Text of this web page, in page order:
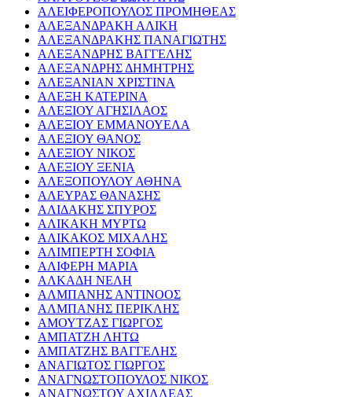
ΑΛΕΙΦΕΡΟΠΟΥΛΟΣ ΠΡΟΜΗΘΕΑΣ
ΑΛΕΞΑΝΔΡΑΚΗ ΑΛΙΚΗ
ΑΛΕΞΑΝΔΡΑΚΗΣ ΠΑΝΑΓΙΩΤΗΣ
ΑΛΕΞΑΝΔΡΗΣ ΒΑΓΓΕΛΗΣ
ΑΛΕΞΑΝΔΡΗΣ ΔΗΜΗΤΡΗΣ
ΑΛΕΞΑΝΙΑΝ ΧΡΙΣΤΙΝΑ
ΑΛΕΞΗ ΚΑΤΕΡΙΝΑ
ΑΛΕΞΙΟΥ ΑΓΗΣΙΛΑΟΣ
ΑΛΕΞΙΟΥ ΕΜΜΑΝΟΥΕΛΑ
ΑΛΕΞΙΟΥ ΘΑΝΟΣ
ΑΛΕΞΙΟΥ ΝΙΚΟΣ
ΑΛΕΞΙΟΥ ΞΕΝΙΑ
ΑΛΕΞΟΠΟΥΛΟΥ ΑΘΗΝΑ
ΑΛΕΥΡΑΣ ΘΑΝΑΣΗΣ
ΑΛΙΔΑΚΗΣ ΣΠΥΡΟΣ
ΑΛΙΚΑΚΗ ΜΥΡΤΩ
ΑΛΙΚΑΚΟΣ ΜΙΧΑΛΗΣ
ΑΛΙΜΠΕΡΤΗ ΣΟΦΙΑ
ΑΛΙΦΕΡΗ ΜΑΡΙΑ
ΑΛΚΑΔΗ ΝΕΛΗ
ΑΛΜΠΑΝΗΣ ΑΝΤΙΝΟΟΣ
ΑΛΜΠΑΝΗΣ ΠΕΡΙΚΛΗΣ
ΑΜΟΥΤΖΑΣ ΓΙΩΡΓΟΣ
ΑΜΠΑΤΖΗ ΛΗΤΩ
ΑΜΠΑΤΖΗΣ ΒΑΓΓΕΛΗΣ
ΑΝΑΓΙΩΤΟΣ ΓΙΩΡΓΟΣ
ΑΝΑΓΝΩΣΤΟΠΟΥΛΟΣ ΝΙΚΟΣ
ΑΝΑΓΝΩΣΤΟΥ ΑΧΙΛΛΕΑΣ